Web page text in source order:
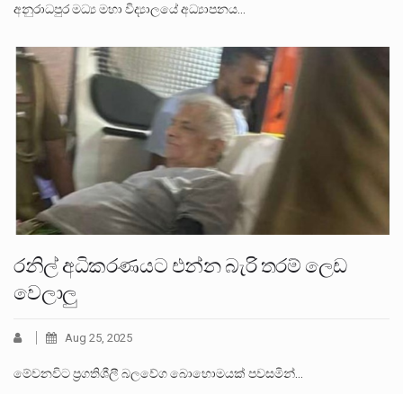
අනුරාධපුර මධ්‍ය මහා විද්‍යාලයේ අධ්‍යාපනය…
රනිල් අධිකරණයට එන්න බැරි තරම් ලෙඩ
වෙලාලු
Aug 25, 2025
මේවනවිට ප්‍රගතිශීලී බලවේග බොහොමයක් පවසමින්…